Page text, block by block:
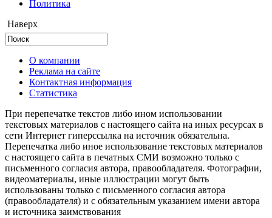
Политика
Наверх
О компании
Реклама на сайте
Контактная информация
Статистика
При перепечатке текстов либо ином использовании
текстовых материалов с настоящего сайта на иных ресурсах в
сети Интернет гиперссылка на источник обязательна.
Перепечатка либо иное использование текстовых материалов
с настоящего сайта в печатных СМИ возможно только с
письменного согласия автора, правообладателя. Фотографии,
видеоматериалы, иные иллюстрации могут быть
использованы только с письменного согласия автора
(правообладателя) и с обязательным указанием имени автора
и источника заимствования